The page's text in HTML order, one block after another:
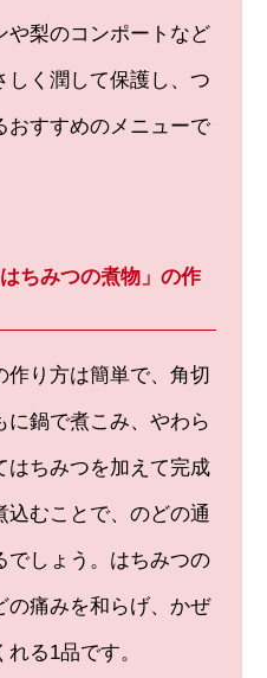
や梨のコンポートなど
しく潤して保護し、つ
おすすめのメニューで
ちみつの煮物」の作
作り方は簡単で、角切
に鍋で煮こみ、やわら
はちみつを加えて完成
込むことで、のどの通
でしょう。はちみつの
の痛みを和らげ、かぜ
る1品です。